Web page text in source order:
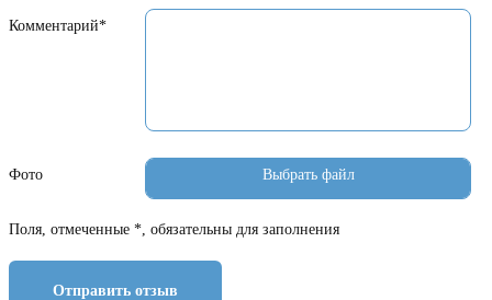
Комментарий*
Фото
Поля, отмеченные *, обязательны для заполнения
Отправить отзыв